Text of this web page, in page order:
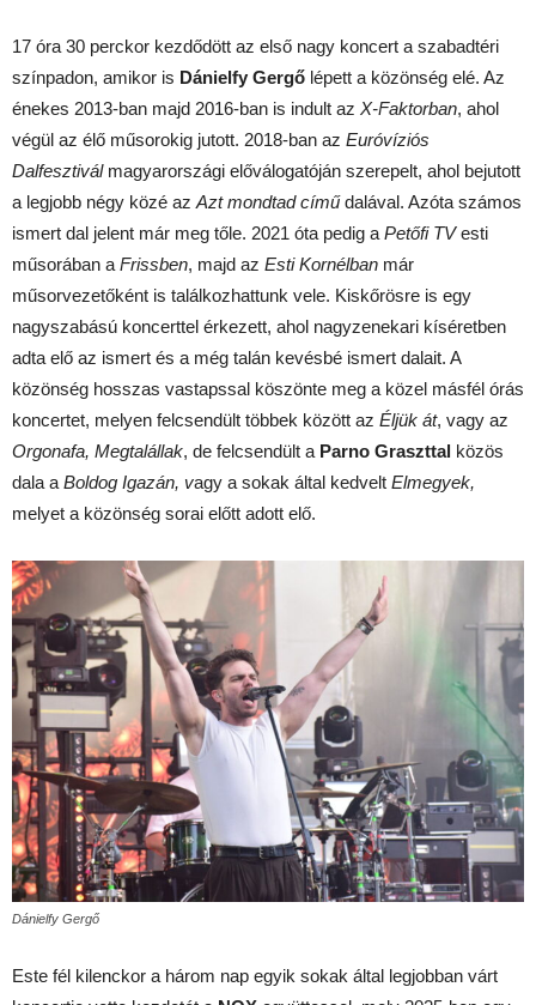
17 óra 30 perckor kezdődött az első nagy koncert a szabadtéri
színpadon, amikor is Dánielfy Gergő lépett a közönség elé. Az
énekes 2013-ban majd 2016-ban is indult az X-Faktorban, ahol
végül az élő műsorokig jutott. 2018-ban az Euróvíziós
Dalfesztiválmagyarországi előválogatóján szerepelt, ahol bejutott
a legjobb négy közé az Azt mondtad címűdalával. Azóta számos
ismert dal jelent már meg tőle. 2021 óta pedig a Petőfi TVesti
műsorában a Frissben, majd az Esti Kornélban már
műsorvezetőként is találkozhattunk vele. Kiskőrösre is egy
nagyszabású koncerttel érkezett, ahol nagyzenekari kíséretben
adta elő az ismert és a még talán kevésbé ismert dalait. A
közönség hosszas vastapssal köszönte meg a közel másfél órás
koncertet, melyen felcsendült többek között az Éljük át, vagy az
Orgonafa, Megtalállak, de felcsendült a Parno Graszttal közös
dala a Boldog Igazán, vagy a sokak által kedvelt Elmegyek,
melyet a közönség sorai előtt adott elő.
Dánielfy Gergő
Este fél kilenckor a három nap egyik sokak által legjobban várt